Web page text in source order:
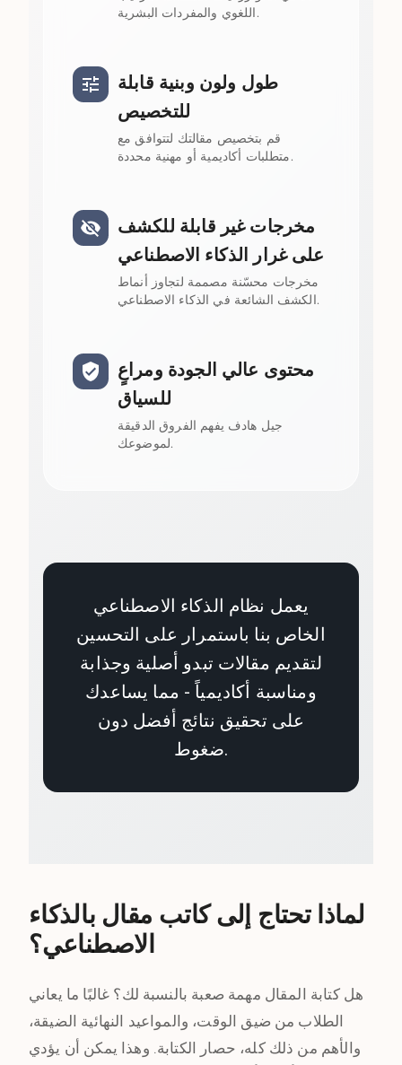
اللغوي والمفردات البشرية.
طول ولون وبنية قابلة
للتخصيص
قم بتخصيص مقالتك لتتوافق مع
متطلبات أكاديمية أو مهنية محددة.
مخرجات غير قابلة للكشف
على غرار الذكاء الاصطناعي
مخرجات محسّنة مصممة لتجاوز أنماط
الكشف الشائعة في الذكاء الاصطناعي.
محتوى عالي الجودة ومراعٍ
للسياق
جيل هادف يفهم الفروق الدقيقة
لموضوعك.
يعمل نظام الذكاء الاصطناعي
الخاص بنا باستمرار على التحسين
لتقديم مقالات تبدو أصلية وجذابة
ومناسبة أكاديمياً - مما يساعدك
على تحقيق نتائج أفضل دون
ضغوط.
لماذا تحتاج إلى كاتب مقال بالذكاء
الاصطناعي؟
هل كتابة المقال مهمة صعبة بالنسبة لك؟ غالبًا ما يعاني
الطلاب من ضيق الوقت، والمواعيد النهائية الضيقة،
والأهم من ذلك كله، حصار الكتابة. وهذا يمكن أن يؤدي